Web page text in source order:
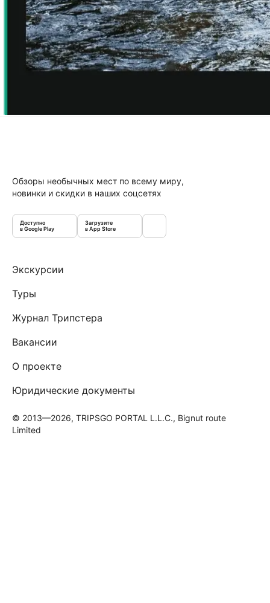
Обзоры необычных мест по всему миру,
новинки и скидки в наших соцсетях
Доступно
в Google Play
Загрузите
в App Store
Экскурсии
Туры
Журнал Трипстера
Вакансии
О проекте
Юридические документы
© 2013—2026, TRIPSGO PORTAL L.L.C., Bignut route
Limited